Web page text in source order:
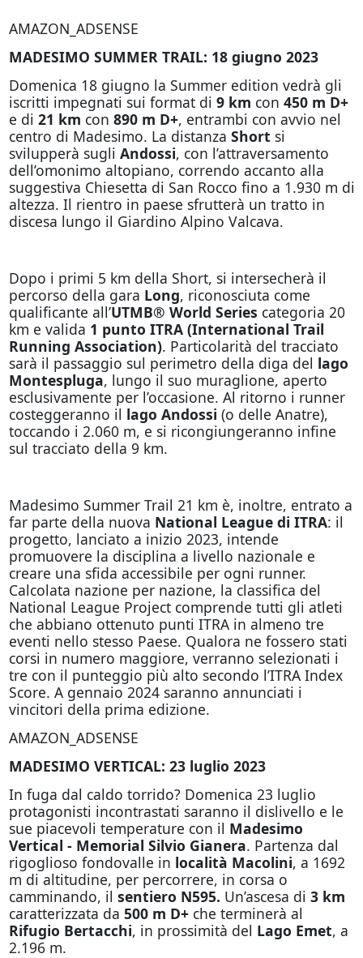
AMAZON_ADSENSE
MADESIMO SUMMER TRAIL: 18 giugno 2023
Domenica 18 giugno la Summer edition vedrà gli
iscritti impegnati sui format di 9 km con 450 m D+
e di 21 km con 890 m D+, entrambi con avvio nel
centro di Madesimo. La distanza Short si
svilupperà sugli Andossi, con l’attraversamento
dell’omonimo altopiano, correndo accanto alla
suggestiva Chiesetta di San Rocco fino a 1.930 m di
altezza. Il rientro in paese sfrutterà un tratto in
discesa lungo il Giardino Alpino Valcava.
Dopo i primi 5 km della Short, si intersecherà il
percorso della gara Long, riconosciuta come
qualificante all’UTMB® World Series categoria 20
km e valida 1 punto ITRA (International Trail
Running Association). Particolarità del tracciato
sarà il passaggio sul perimetro della diga del lago
Montespluga, lungo il suo muraglione, aperto
esclusivamente per l’occasione. Al ritorno i runner
costeggeranno il lago Andossi (o delle Anatre),
toccando i 2.060 m, e si ricongiungeranno infine
sul tracciato della 9 km.
Madesimo Summer Trail 21 km è, inoltre, entrato a
far parte della nuova National League di ITRA: il
progetto, lanciato a inizio 2023, intende
promuovere la disciplina a livello nazionale e
creare una sfida accessibile per ogni runner.
Calcolata nazione per nazione, la classifica del
National League Project comprende tutti gli atleti
che abbiano ottenuto punti ITRA in almeno tre
eventi nello stesso Paese. Qualora ne fossero stati
corsi in numero maggiore, verranno selezionati i
tre con il punteggio più alto secondo l’ITRA Index
Score. A gennaio 2024 saranno annunciati i
vincitori della prima edizione.
AMAZON_ADSENSE
MADESIMO VERTICAL: 23 luglio 2023
In fuga dal caldo torrido? Domenica 23 luglio
protagonisti incontrastati saranno il dislivello e le
sue piacevoli temperature con il Madesimo
Vertical - Memorial Silvio Gianera. Partenza dal
rigoglioso fondovalle in località Macolini, a 1692
m di altitudine, per percorrere, in corsa o
camminando, il sentiero N595. Un’ascesa di 3 km
caratterizzata da 500 m D+ che terminerà al
Rifugio Bertacchi, in prossimità del Lago Emet, a
2.196 m.